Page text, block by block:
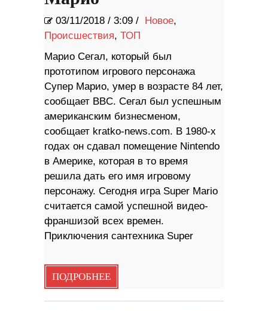
03/11/2018 / 3:09 / Новое,
Происшествия, ТОП
Марио Сегал, который был
прототипом игрового персонажа
Супер Марио, умер в возрасте 84 лет,
сообщает BBC. Сегал был успешным
американским бизнесменом,
сообщает kratko-news.com. В 1980-х
годах он сдавал помещение Nintendo
в Америке, которая в то время
решила дать его имя игровому
персонажу. Сегодня игра Super Mario
считается самой успешной видео-
франшизой всех времен.
Приключения сантехника Super
ПОДРОБНЕЕ